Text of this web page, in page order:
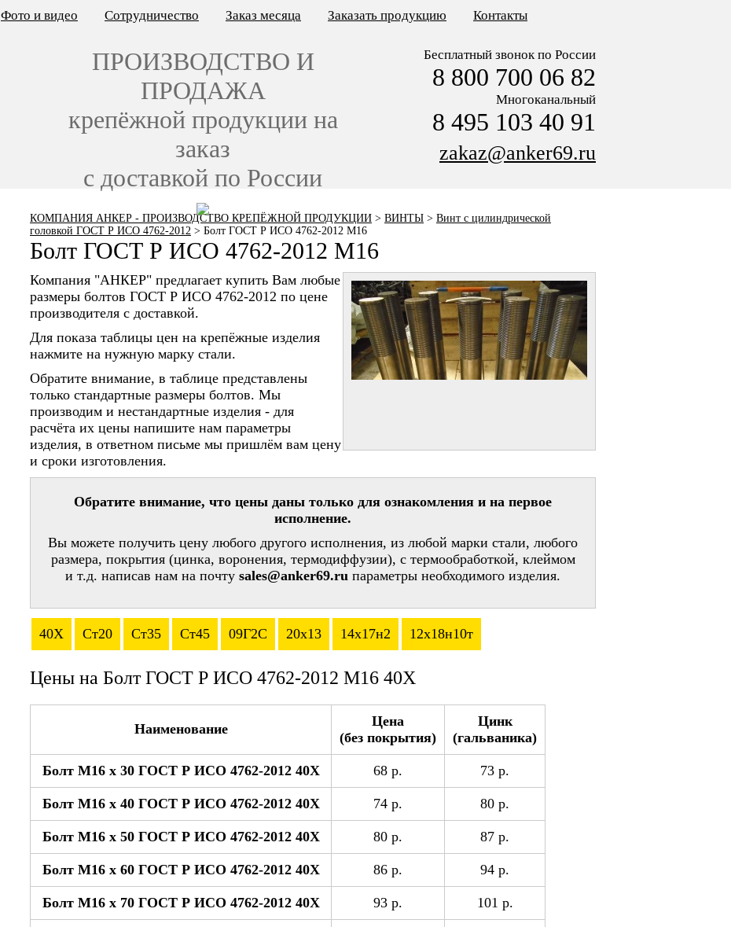
КОМПАНИЯ АНКЕР - ПРОИЗВОДСТВО КРЕПЁЖНОЙ ПРОДУКЦИИ > ВИНТЫ > Винт с цилиндрической
головкой ГОСТ Р ИСО 4762-2012 > Болт ГОСТ Р ИСО 4762-2012 M16
Болт ГОСТ Р ИСО 4762-2012 M16
Компания "АНКЕР" предлагает купить Вам любые
размеры болтов ГОСТ Р ИСО 4762-2012 по цене
производителя с доставкой.
Для показа таблицы цен на крепёжные изделия
нажмите на нужную марку стали.
Обратите внимание, в таблице представлены
только стандартные размеры болтов. Мы
производим и нестандартные изделия - для
расчёта их цены напишите нам параметры
изделия, в ответном письме мы пришлём вам цену
и сроки изготовления.
Обратите внимание, что цены даны только для ознакомления и на первое
исполнение.
Вы можете получить цену любого другого исполнения, из любой марки стали, любого
размера, покрытия (цинка, воронения, термодиффузии), с термообработкой, клеймом
и т.д. написав нам на почту sales@anker69.ru параметры необходимого изделия.
40Х Ст20 Ст35 Ст45 09Г2С 20х13 14х17н2 12х18н10т
Цены на Болт ГОСТ Р ИСО 4762-2012 М16 40Х
Наименование
Цена
(без покрытия)
Цинк
(гальваника)
Болт М16 x 30 ГОСТ Р ИСО 4762-2012 40Х 68 р. 73 р.
Болт М16 x 40 ГОСТ Р ИСО 4762-2012 40Х 74 р. 80 р.
Болт М16 x 50 ГОСТ Р ИСО 4762-2012 40Х 80 р. 87 р.
Болт М16 x 60 ГОСТ Р ИСО 4762-2012 40Х 86 р. 94 р.
Болт М16 x 70 ГОСТ Р ИСО 4762-2012 40Х 93 р. 101 р.
Фото и видео Сотрудничество Заказ месяца Заказать продукцию Контакты
ПРОИЗВОДСТВО И
ПРОДАЖА
крепёжной продукции на
заказ
с доставкой по России
Бесплатный звонок по России
8 800 700 06 82
Многоканальный
8 495 103 40 91
zakaz@anker69.ru